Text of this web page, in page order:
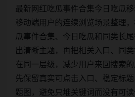
最新网红吃瓜事件合集今日吃瓜
移动端用户的连续浏览场景整理
瓜事件合集、今日吃瓜和同类长
出清晰主题，再把相关入口、同
在同一层级，减少用户来回搜索
先保留真实可点击入口、稳定标
题图，避免只堆关键词而没有可